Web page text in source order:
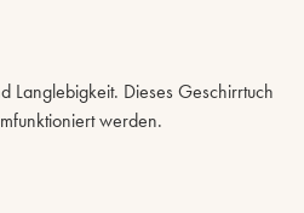
Langlebigkeit. Dieses Geschirrtuch
werden.